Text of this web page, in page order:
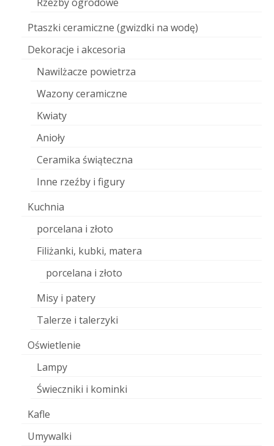
Ptaszki ceramiczne (gwizdki na wodę)
Dekoracje i akcesoria
Nawilżacze powietrza
Wazony ceramiczne
Kwiaty
Anioły
Ceramika świąteczna
Inne rzeźby i figury
Kuchnia
porcelana i złoto
Filiżanki, kubki, matera
porcelana i złoto
Misy i patery
Talerze i talerzyki
Oświetlenie
Lampy
Świeczniki i kominki
Kafle
Umywalki